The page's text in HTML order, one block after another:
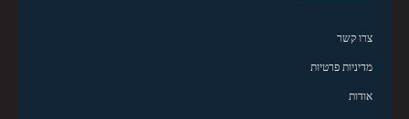
צרו קשר
מדיניות פרטיות
אודות